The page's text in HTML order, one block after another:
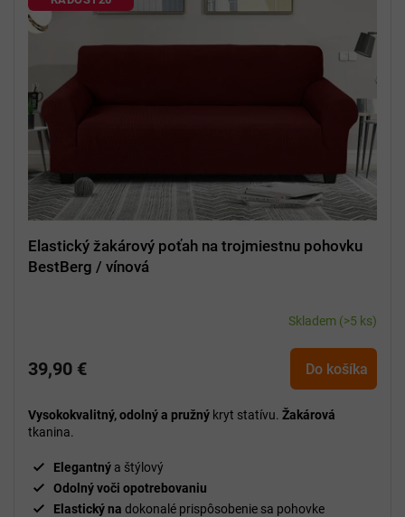
Elastický žakárový poťah na trojmiestnu pohovku
BestBerg / vínová
Skladem (>5 ks)
39,90 € Do košíka
Vysokokvalitný, odolný a pružný kryt statívu. Žakárová
tkanina.
Elegantný a štýlový
Odolný voči opotrebovaniu
Elastický na dokonalé prispôsobenie sa pohovke